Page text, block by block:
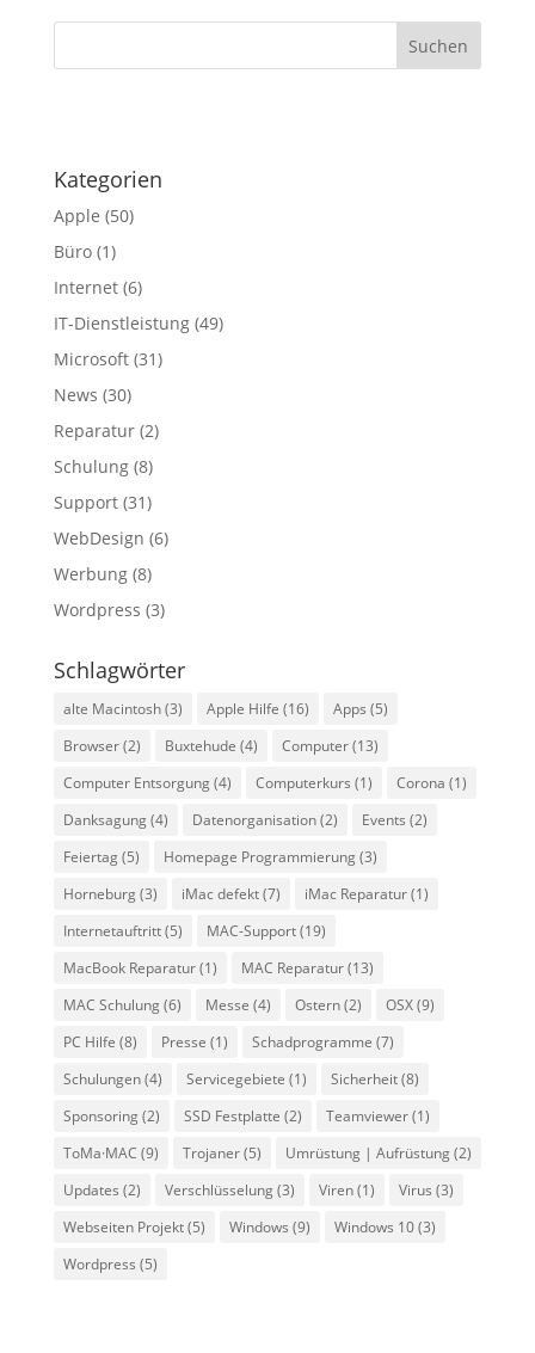
Kategorien
Apple (50)
Büro(1)
Internet(6)
IT-Dienstleistung(49)
Microsoft(31)
News (30)
Reparatur(2)
Schulung(8)
Support(31)
WebDesign (6)
Werbung(8)
Wordpress (3)
Schlagwörter
alte Macintosh(3) Apple Hilfe (16) Apps (5)
Browser(2) Buxtehude (4) Computer(13)
Computer Entsorgung(4) Computerkurs (1) Corona (1)
Danksagung(4) Datenorganisation(2) Events (2)
Feiertag(5) Homepage Programmierung(3)
Horneburg(3) iMac defekt(7) iMac Reparatur(1)
Internetauftritt(5) MAC-Support(19)
MacBook Reparatur(1) MAC Reparatur(13)
MAC Schulung(6) Messe (4) Ostern(2) OSX(9)
PC Hilfe (8) Presse (1) Schadprogramme (7)
Schulungen(4) Servicegebiete (1) Sicherheit(8)
Sponsoring(2) SSD Festplatte (2) Teamviewer(1)
ToMa·MAC (9) Trojaner(5) Umrüstung | Aufrüstung(2)
Updates (2) Verschlüsselung(3) Viren(1) Virus (3)
Webseiten Projekt(5) Windows (9) Windows 10(3)
Wordpress (5)